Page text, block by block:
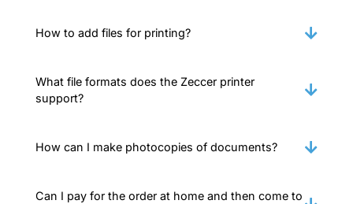
How to add files for printing?
What file formats does the Zeccer printer
support?
How can I make photocopies of documents?
Can I pay for the order at home and then come to